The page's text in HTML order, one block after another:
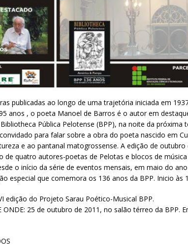
publicadas ao longo de uma trajetória iniciada em
anos , o poeta Manoel de Barros é o autor em
Pública Pelotense (BPP), na noite da próxima
para falar sobre a obra do poeta nascido em
e ao pantanal matogrossense. A edição de
de quatro autores-poetas de Pelotas e blocos de
o início da série de eventos mensais, em maio do
especial que comemora os 136 anos da BPP. Inicio às
edição do Projeto Sarau Poético-Musical BPP.
ONDE: 25 de outubro de 2011, no salão térreo da BPP.